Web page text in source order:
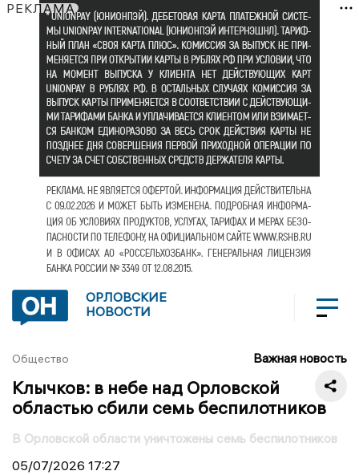
РЕКЛАМА
ОРЛОВСКИЕ
НОВОСТИ
Общество Важная новость
Клычков: в небе над Орловской
областью сбили семь беспилотников
В Орловской области уничтожены семь беспилотников
05/07/2026 17:27